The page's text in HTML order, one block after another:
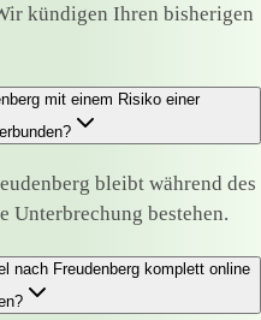
kündigen Ihren bisherigen
mit einem Risiko einer
bleibt während des
Unterbrechung bestehen.
nach Freudenberg komplett online